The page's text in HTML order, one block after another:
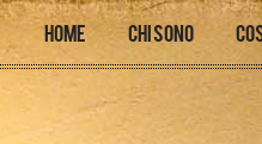
Home Chi sono